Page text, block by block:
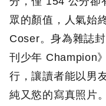
眾的顏值，人氣始
Coser。身為雜誌
刊少年 Champion
行，讓讀者能以男
純又慾的寫真照片。